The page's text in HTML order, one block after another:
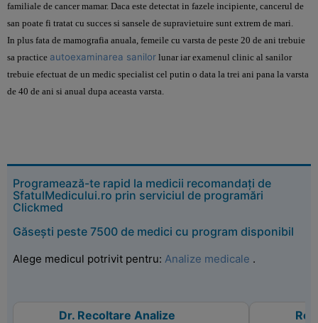
familiale de cancer mamar. Daca este detectat in fazele incipiente, cancerul de
san poate fi tratat cu succes si sansele de supravietuire sunt extrem de mari.
In plus fata de mamografia anuala, femeile cu varsta de peste 20 de ani trebuie
sa practice autoexaminarea sanilor lunar iar examenul clinic al sanilor
trebuie efectuat de un medic specialist cel putin o data la trei ani pana la varsta
de 40 de ani si anual dupa aceasta varsta.
Programează-te rapid la medicii recomandați de
SfatulMedicului.ro prin serviciul de programări
Clickmed
Găsești peste 7500 de medici cu program disponibil
Alege medicul potrivit pentru: Analize medicale .
Dr. Recoltare Analize